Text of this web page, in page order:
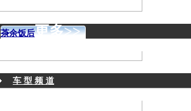
茶余饭后更多>>
车 型 频 道